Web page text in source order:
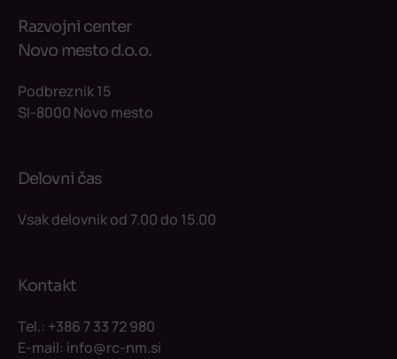
Razvojni center
Novo mesto d.o.o.
Podbreznik 15
SI-8000 Novo mesto
Delovni čas
Vsak delovnik od 7.00 do 15.00
Kontakt
Tel.: +386 7 33 72 980
E-mail: info@rc-nm.si